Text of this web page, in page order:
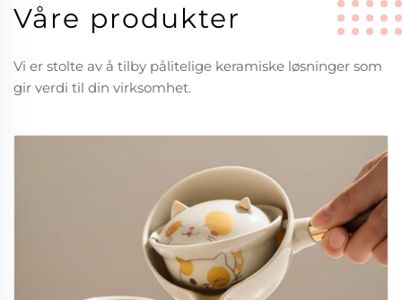
Våre produkter
Vi er stolte av å tilby pålitelige keramiske løsninger som
gir verdi til din virksomhet.